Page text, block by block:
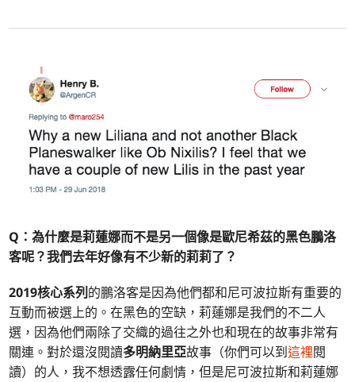
Q：為什麼是莉蓮娜而不是另一個像是歐尼希茲的黑色鵬洛
客呢？我們去年好像有不少新的莉莉了？
2019核心系列的鵬洛客是因為他們都和尼可波拉斯有重要的
互動而被選上的。在黑色的空缺，莉蓮娜是我們的不二人
選，因為他們兩除了交織的過往之外也和現在的故事非常有
關連。對於還沒閱讀多明納里亞故事（你們可以到這裡閱
讀）的人，我不想透露任何劇情，但是尼可波拉斯和莉蓮娜